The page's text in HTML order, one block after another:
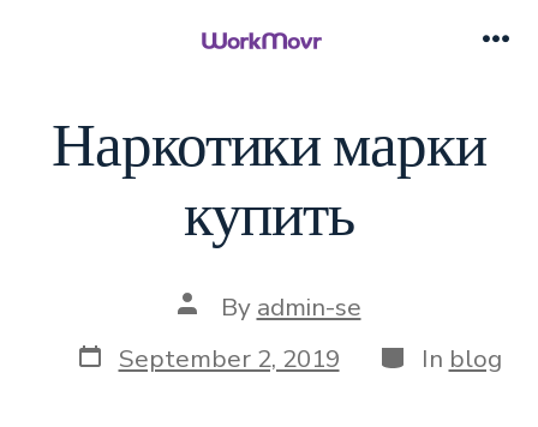
Наркотики марки
купить
Post
author
By admin-se
Post
date
September 2, 2019 Categories
In blog